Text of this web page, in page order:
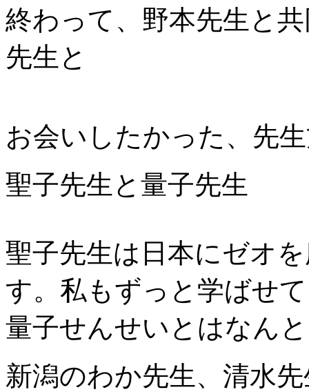
終わって、野本先生と
先生と
お会いしたかった、先
聖子先生と量子先生
聖子先生は日本にゼオ
す。私もずっと学ばせ
量子せんせいとはなん
新潟のわか先生、清水